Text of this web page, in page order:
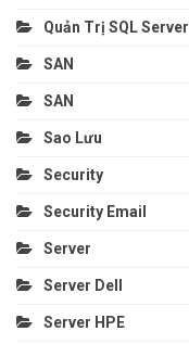
Quản Trị SQL Server
SAN
SAN
Sao Lưu
Security
Security Email
Server
Server Dell
Server HPE